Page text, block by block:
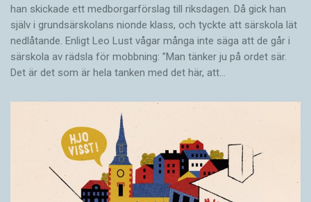
han skickade ett medborgarförslag till riksdagen. Då gick han
själv i grundsärskolans nionde klass, och tyckte att särskola lät
nedlåtande. Enligt Leo Lust vågar många inte säga att de går i
särskola av rädsla för mobbning: ”Man tänker ju på ordet sär.
Det är det som är hela tanken med det här, att…